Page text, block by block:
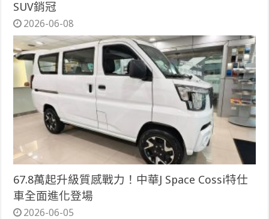
SUV銷冠
2026-06-08
67.8萬起升級質感戰力！中華J Space Cossi特仕
車全面進化登場
2026-06-05